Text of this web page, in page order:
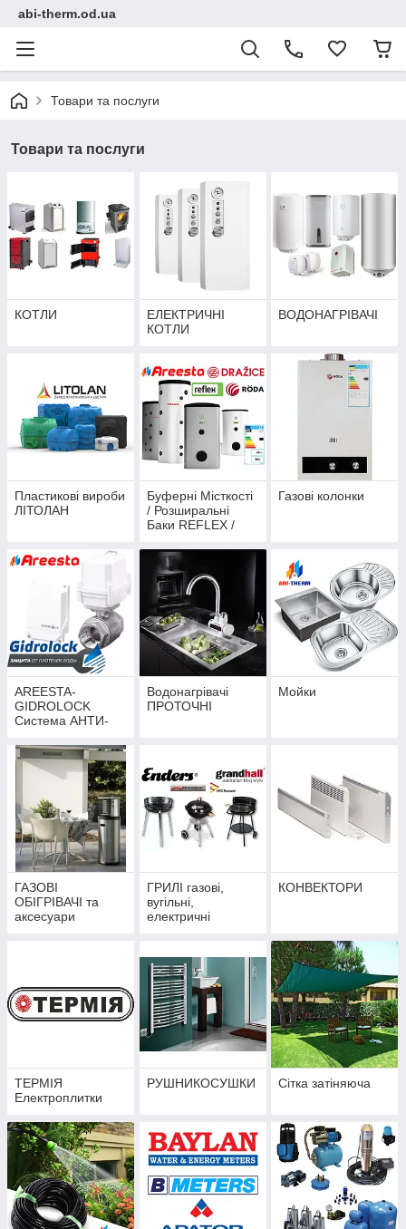
abi-therm.od.ua
Товари та послуги
Товари та послуги
КОТЛИ
ЕЛЕКТРИЧНІ
КОТЛИ
ВОДОНАГРІВАЧІ
Пластикові вироби
ЛІТОЛАН
Буферні Місткості
/ Розширальні
Баки REFLEX /
DRAZICE
Газові колонки
AREESTA-
GIDROLOCK
Система АНТИ-
Водонагрівачі
ПРОТОЧНІ
Мойки
ГАЗОВІ
ОБІГРІВАЧІ та
аксесуари
ГРИЛІ газові,
вугільні,
електричні
КОНВЕКТОРИ
ТЕРМІЯ
Електроплитки
РУШНИКОСУШКИ Сітка затіняюча